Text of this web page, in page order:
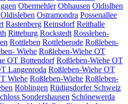
Obermehler Obhausen Oldislben
Oldisleben Ostramondra Possenallee
Rastenberg Reinsdorf Reithalle
Ritteburg Rockstedt Rossleben-
Rottleben Rottleberode Roßleben-
Wiehe Roßleben-Wiehe OT
OT Bottendorf Roßleben-Wiehe OT
Langenroda Roßleben-Wiehe OT
Wiehe Roßleben-Wiehe Roßleben-
Röblingen Rüdigsdorfer Schweiz
Sondershausen Schönewerda